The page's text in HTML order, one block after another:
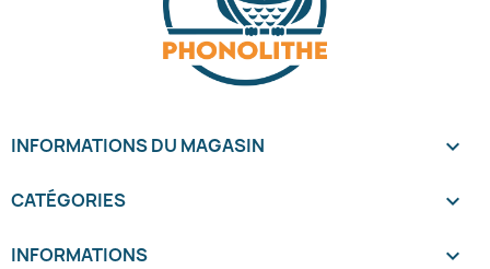
INFORMATIONS DU MAGASIN keyboard_arrow_down
CATÉGORIES 
INFORMATIONS 